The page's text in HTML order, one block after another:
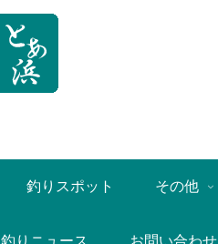
釣りスポット その他
釣りニュース お問い合わせ